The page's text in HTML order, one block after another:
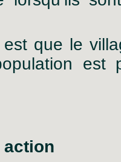
est que le
est
action